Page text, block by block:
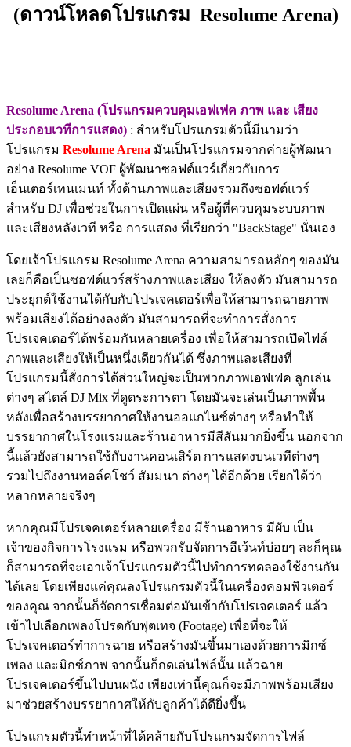
(ดาวน์โหลดโปรแกรม Resolume Arena)
Resolume Arena (โปรแกรมควบคุมเอฟเฟค ภาพ และ เสียง
ประกอบเวทีการแสดง) : สำหรับโปรแกรมตัวนี้มีนามว่า
โปรแกรม Resolume Arena มันเป็นโปรแกรมจากค่ายผู้พัฒนา
อย่าง Resolume VOF ผู้พัฒนาซอฟต์แวร์เกี่ยวกับการ
เอ็นเตอร์เทนเมนท์ ทั้งด้านภาพและเสียงรวมถึงซอฟต์แวร์
สำหรับ DJ เพื่อช่วยในการเปิดแผ่น หรือผู้ที่ควบคุมระบบภาพ
และเสียงหลังเวที หรือ การแสดง ที่เรียกว่า "BackStage" นั่นเอง
โดยเจ้าโปรแกรม Resolume Arena ความสามารถหลักๆ ของมัน
เลยก็คือเป็นซอฟต์แวร์สร้างภาพและเสียง ให้ลงตัว มันสามารถ
ประยุกต์ใช้งานได้กับกับโปรเจคเตอร์เพื่อให้สามารถฉายภาพ
พร้อมเสียงได้อย่างลงตัว มันสามารถที่จะทำการสั่งการ
โปรเจคเตอร์ได้พร้อมกันหลายเครื่อง เพื่อให้สามารถเปิดไฟล์
ภาพและเสียงให้เป็นหนึ่งเดียวกันได้ ซึ่งภาพและเสียงที่
โปรแกรมนี้สั่งการได้ส่วนใหญ่จะเป็นพวกภาพเอฟเฟค ลูกเล่น
ต่างๆ สไตล์ DJ Mix ที่ดูตระการตา โดยมันจะเล่นเป็นภาพพื้น
หลังเพื่อสร้างบรรยากาศให้งานออแกไนซ์ต่างๆ หรือทำให้
บรรยากาศในโรงแรมและร้านอาหารมีสีสันมากยิ่งขึ้น นอกจาก
นี้แล้วยังสามารถใช้กับงานคอนเสิร์ต การแสดงบนเวทีต่างๆ
รวมไปถึงงานทอล์คโชว์ สัมมนา ต่างๆ ได้อีกด้วย เรียกได้ว่า
หลากหลายจริงๆ
หากคุณมีโปรเจคเตอร์หลายเครื่อง มีร้านอาหาร มีผับ เป็น
เจ้าของกิจการโรงแรม หรือพวกรับจัดการอีเว้นท์บ่อยๆ ละก็คุณ
ก็สามารถที่จะเอาเจ้าโปรแกรมตัวนี้ไปทำการทดลองใช้งานกัน
ได้เลย โดยเพียงแค่คุณลงโปรแกรมตัวนี้ในเครื่องคอมพิวเตอร์
ของคุณ จากนั้นก็จัดการเชื่อมต่อมันเข้ากับโปรเจคเตอร์ แล้ว
เข้าไปเลือกเพลงโปรดกับฟุตเทจ (Footage) เพื่อที่จะให้
โปรเจคเตอร์ทำการฉาย หรือสร้างมันขึ้นมาเองด้วยการมิกซ์
เพลง และมิกซ์ภาพ จากนั้นก็กดเล่นไฟล์นั้น แล้วฉาย
โปรเจคเตอร์ขึ้นไปบนผนัง เพียงเท่านี้คุณก็จะมีภาพพร้อมเสียง
มาช่วยสร้างบรรยากาศให้กับลูกค้าได้ดียิ่งขึ้น
โปรแกรมตัวนี้ทำหน้าที่ได้คล้ายกับโปรแกรมจัดการไฟล์